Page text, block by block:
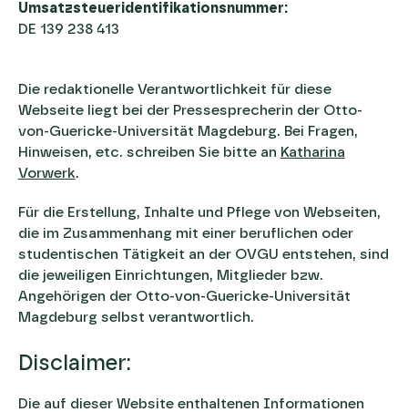
Umsatzsteueridentifikationsnummer:
DE 139 238 413
Die redaktionelle Verantwortlichkeit für diese
Webseite liegt bei der Pressesprecherin der Otto-
von-Guericke-Universität Magdeburg. Bei Fragen,
Hinweisen, etc. schreiben Sie bitte an Katharina
Vorwerk.
Für die Erstellung, Inhalte und Pflege von Webseiten,
die im Zusammenhang mit einer beruflichen oder
studentischen Tätigkeit an der OVGU entstehen, sind
die jeweiligen Einrichtungen, Mitglieder bzw.
Angehörigen der Otto-von-Guericke-Universität
Magdeburg selbst verantwortlich.
Disclaimer:
Die auf dieser Website enthaltenen Informationen